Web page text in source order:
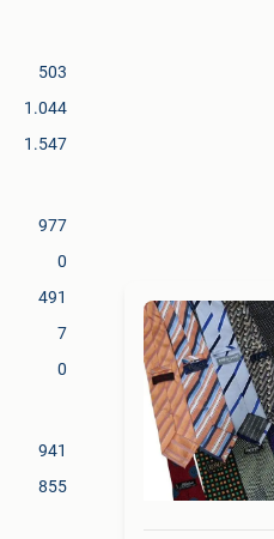
503
1.044
1.547
977
0
491
7
0
941
855